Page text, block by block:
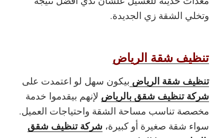
وتخلي الشقة زي الجديدة.
تنظيف شقة الرياض
تنظيف شقة الرياض بيكون سهل لو اعتمدت على
شركة تنظيف شقق بالرياض لإنهم بيقدموا خدمة
مخصصة تناسب مساحة الشقة واحتياجات العميل.
سواء شقة صغيرة أو كبيرة، شركة تنظيف شقق